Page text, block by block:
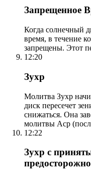
Запрещенное
Когда солнечный
время, в течение
запрещены. Этот
12:20
Зухр
Молитва Зухр
диск пересечет
снижаться. Она
молитвы Аср
12:22
Зухр с